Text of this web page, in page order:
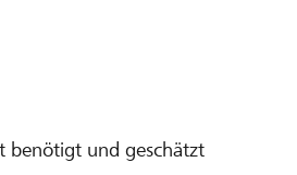
benötigt und geschätzt